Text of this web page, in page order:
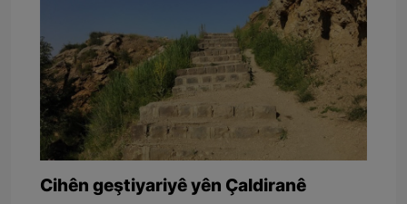
Cihên geştiyariyê yên Çaldiranê